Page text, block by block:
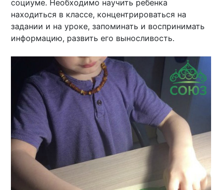
социуме. Необходимо научить ребенка
находиться в классе, концентрироваться на
задании и на уроке, запоминать и воспринимать
информацию, развить его выносливость.